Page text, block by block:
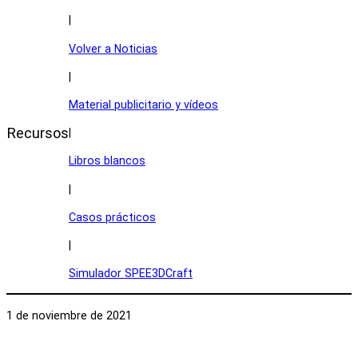
Recursos
Volver a Noticias
Material publicitario y vídeos
Libros blancos
|
Casos prácticos
Simulador SPEE3DCraft
1 de noviembre de 2021